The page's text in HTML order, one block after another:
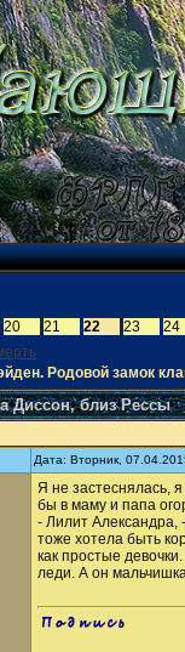
20 21 22 23 24
Родовой замок
Диссон, близ Рессы
Дата: Вторник,
Я не застеснялась,
бы в маму и папа
- Лилит Александра,
тоже хотела быть
как простые
леди. А он
.